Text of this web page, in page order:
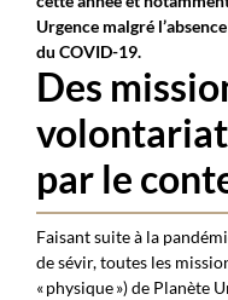
Urgence malgré
du COVID-19.
Des
par le
Faisant suite à la
de sévir, toutes les
« physique ») de Planète